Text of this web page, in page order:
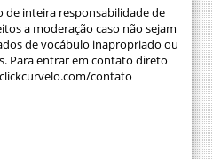
de inteira responsabilidade de
a moderação caso não sejam
de vocábulo inapropriado ou
Para entrar em contato direto
contato